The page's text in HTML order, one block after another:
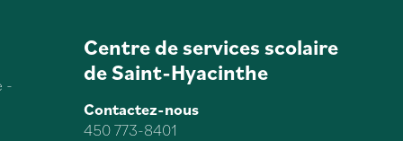
-
Centre de services scolaire
de Saint-Hyacinthe
Contactez-nous
450 773-8401